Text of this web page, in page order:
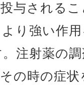
与される
り強い作
注射薬の
の時の症